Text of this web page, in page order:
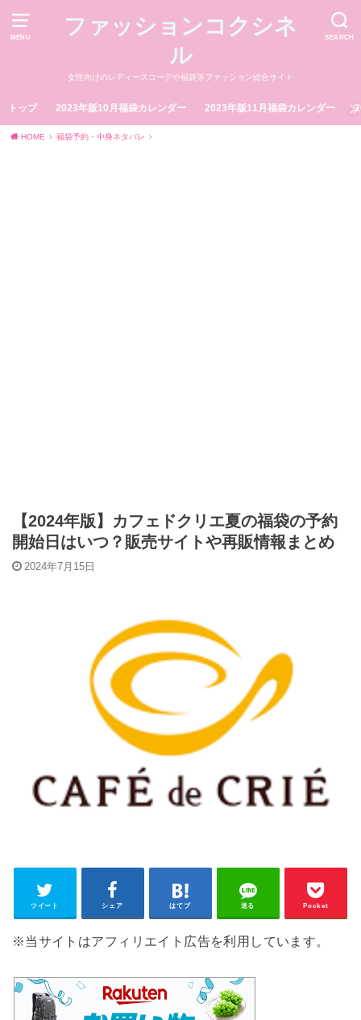
MENU SEARCH
ファッションコクシネ
ル
女性向けのレディースコーデや福袋等ファッション総合サイト
トップ 2023年版10月福袋カレンダー 2023年版11月福袋カレンダー
HOME 福袋予約・中身ネタバレ
【2024年版】カフェドクリエ夏の福袋の予約
開始日はいつ？販売サイトや再販情報まとめ
2024年7月15日
ツイート シェア はてブ 送る Pocket
※当サイトはアフィリエイト広告を利用しています。